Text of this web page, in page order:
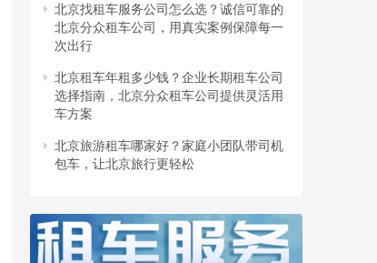
北京找租车服务公司怎么选？诚信可靠的
北京分众租车公司，用真实案例保障每一
次出行
北京租车年租多少钱？企业长期租车公司
选择指南，北京分众租车公司提供灵活用
车方案
北京旅游租车哪家好？家庭小团队带司机
包车，让北京旅行更轻松